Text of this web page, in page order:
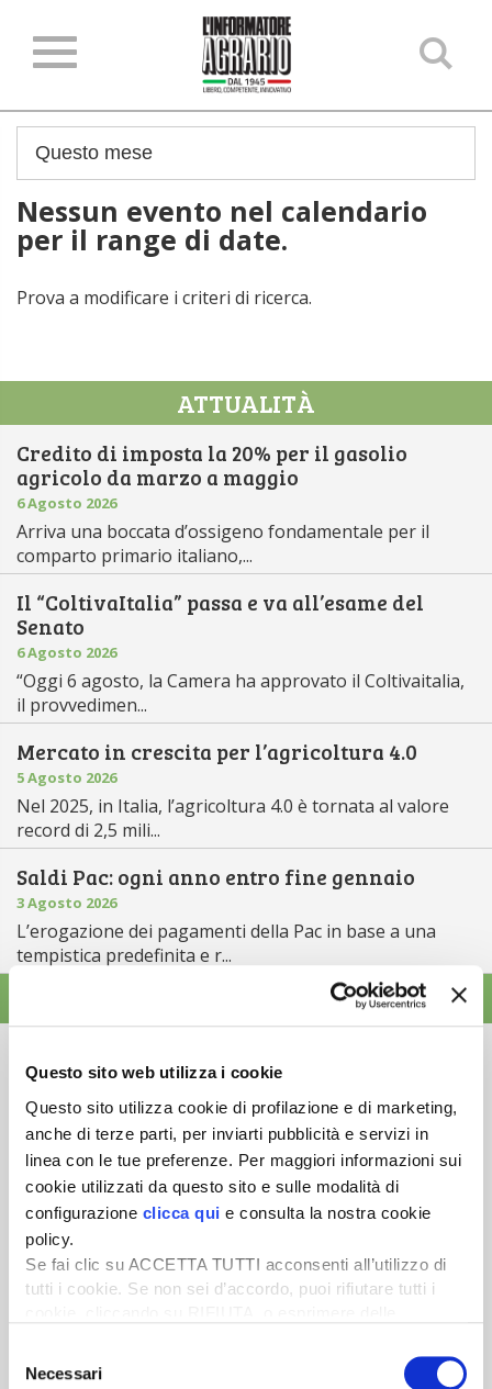
Questo sito web utilizza i cookie
Questo sito utilizza cookie di profilazione e di marketing,
anche di terze parti, per inviarti pubblicità e servizi in
linea con le tue preferenze. Per maggiori informazioni sui
cookie utilizzati da questo sito e sulle modalità di
configurazione clicca qui e consulta la nostra cookie
policy.
Se fai clic su ACCETTA TUTTI acconsenti all’utilizzo di
tutti i cookie. Se non sei d’accordo, puoi rifiutare tutti i
desideri accettare e cliccando ACCETTA SELEZIONATI.
delNecessari
Nessun evento nel calendario
per il range di date.
Prova a modificare i criteri di ricerca.
ATTUALITÀ
Credito di imposta la 20% per il gasolio
agricolo da marzo a maggio
6 Agosto 2026
Arriva una boccata d’ossigeno fondamentale per il
comparto primario italiano,...
Il “ColtivaItalia” passa e va all’esame del
Senato
6 Agosto 2026
“Oggi 6 agosto, la Camera ha approvato il Coltivaitalia,
il provvedimen...
Mercato in crescita per l’agricoltura 4.0
5 Agosto 2026
Nel 2025, in Italia, l’agricoltura 4.0 è tornata al valore
record di 2,5 mili...
Saldi Pac: ogni anno entro fine gennaio
3 Agosto 2026
L’erogazione dei pagamenti della Pac in base a una
tempistica predefinita e r...
Newsletter
Scopri un servizio d'informazione di alta qualità. Tagliato sulle tue
esigenze.